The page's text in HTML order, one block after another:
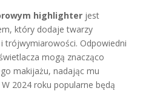
highlighterjest
który dodaje twarzy
trójwymiarowości. Odpowiedni
mogą znacząco
makijażu, nadając mu
2024 roku popularne będą